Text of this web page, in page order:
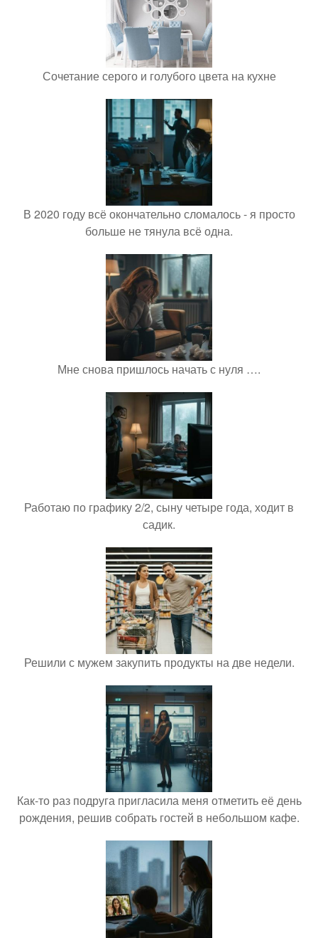
Сочетание серого и голубого цвета на кухне
В 2020 году всё окончательно сломалось - я просто
больше не тянула всё одна.
Мне снова пришлось начать с нуля ….
Работаю по графику 2/2, сыну четыре года, ходит в
садик.
Решили с мужем закупить продукты на две недели.
Как-то раз подруга пригласила меня отметить её день
рождения, решив собрать гостей в небольшом кафе.